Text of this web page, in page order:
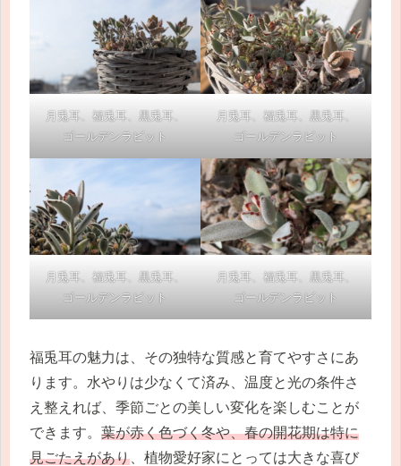
月兎耳、福兎耳、黒兎耳、
ゴールデンラビット
月兎耳、福兎耳、黒兎耳、
ゴールデンラビット
月兎耳、福兎耳、黒兎耳、
ゴールデンラビット
月兎耳、福兎耳、黒兎耳、
ゴールデンラビット
福兎耳の魅力は、その独特な質感と育てやすさにあ
ります。水やりは少なくて済み、温度と光の条件さ
え整えれば、季節ごとの美しい変化を楽しむことが
できます。 葉が赤く色づく冬や、春の開花期は特に
見ごたえがあり 、植物愛好家にとっては大きな喜び